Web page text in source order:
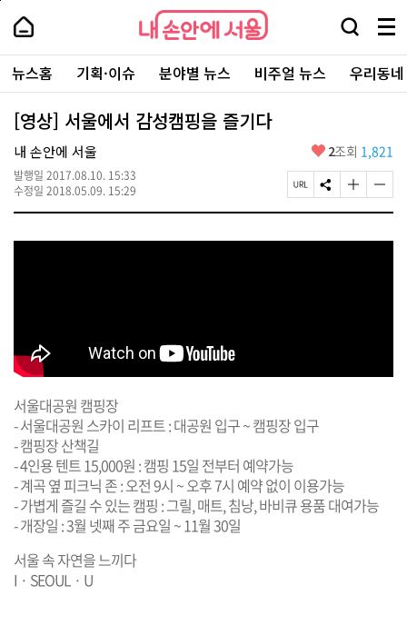
본
로
가
내
손
안
에
서
울
-
서
울
시
대
표
소
포
내
손
에
울
검
창
열
기
메
뉴
전
체
보
주
요
서
뉴스홈 기획·이슈 분야별 뉴스 비주얼 뉴스 우리동
[영상] 서울에서 감성캠핑을 즐기다
내 손안에 서울
발행일 2017.08.10. 15:33
수정일 2018.05.09. 15:29
좋
요
2조회 1,821
페
이
U
S
N
공
글
자
기
글
자
기
서울대공원 캠핑장
- 서울대공원 스카이 리프트 : 대공원 입구 ~ 캠핑장 입구
- 캠핑장 산책길
- 4인용 텐트 15,000원 : 캠핑 15일 전부터 예약가능
- 계곡 옆 피크닉 존 : 오전 9시 ~ 오후 7시 예약 없이 이용가능
- 가볍게 즐길 수 있는 캠핑 : 그릴, 매트, 침낭, 바비큐 용품 대여가능
- 개장일 : 3월 넷째 주 금요일 ~ 11월 30일
서울 속 자연을 느끼다
I · SEOUL · U
페
상
단
로